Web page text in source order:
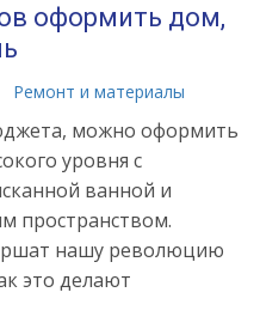
оформить дом,
Ремонт и материалы
можно оформить
уровня с
ванной и
пространством.
нашу революцию
это делают